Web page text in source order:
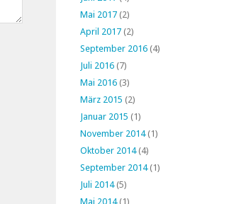
Mai 2017 (2)
April 2017 (2)
September 2016 (4)
Juli 2016 (7)
Mai 2016 (3)
März 2015 (2)
Januar 2015 (1)
November 2014(1)
Oktober 2014(4)
September 2014(1)
Juli 2014(5)
Mai 2014(1)